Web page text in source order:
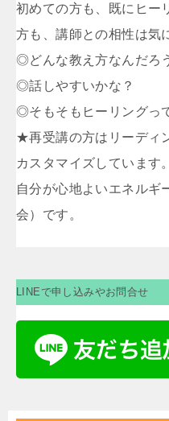
初めての方も、既にヒー
方も、講師との相性は気
◎どんな教え方なんだろ
◎話しやすいかな？
◎そもそもヒーリングっ
★再受講の方はリーディ
カスタマイズしています。
自分が心地よいエネルギ
会）です。
LINEで申し込みやお問合せ